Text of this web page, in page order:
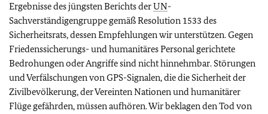
Ergebnisse des jüngsten Berichts derUN-
Sachverständigengruppe gemäß Resolution 1533 des
Sicherheitsrats, dessen Empfehlungen wir unterstützen. Gegen
Friedenssicherungs- und humanitäres Personal gerichtete
Bedrohungen oder Angriffe sind nicht hinnehmbar. Störungen
und Verfälschungen von GPS-Signalen, die die Sicherheit der
Zivilbevölkerung, der Vereinten Nationen und humanitärer
Flüge gefährden, müssen aufhören. Wir beklagen den Tod von